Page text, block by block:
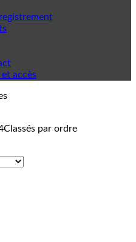
accès
Classés par ordre